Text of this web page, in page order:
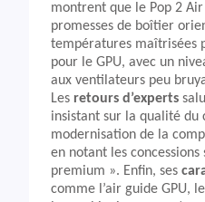
montrent que le Pop 2
promesses de boîtier
températures maîtrisées
pour le GPU, avec un
aux ventilateurs peu
Les retours d’experts
insistant sur la qualité du
modernisation de la
en notant les concessions
premium ». Enfin, ses
comme l’air guide GPU,